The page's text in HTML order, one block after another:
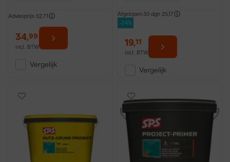
Adviesprijs 52,71
34,99
incl. BTW
Vergelijk
Afgelopen 30 dgn 25,17
-24%
19,11
incl. BTW
Vergelijk